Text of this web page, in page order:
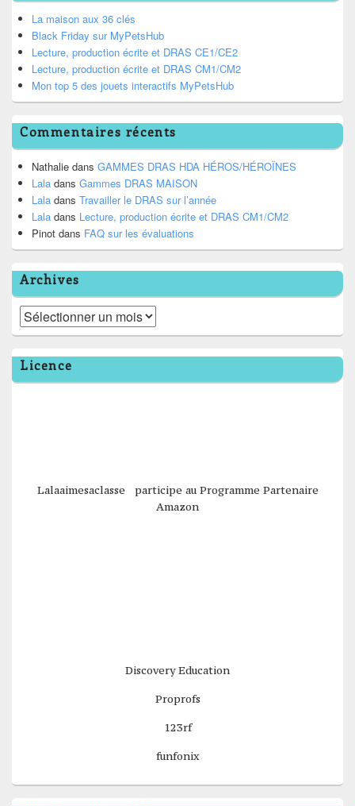
La maison aux 36 clés
Black Friday sur MyPetsHub
Lecture, production écrite et DRAS CE1/CE2
Lecture, production écrite et DRAS CM1/CM2
Mon top 5 des jouets interactifs MyPetsHub
Commentaires récents
Nathalie dans GAMMES DRAS HDA HÉROS/HÉROÏNES
Lala dans Gammes DRAS MAISON
Lala dans Travailler le DRAS sur l’année
Lala dans Lecture, production écrite et DRAS CM1/CM2
Pinot dans FAQ sur les évaluations
Archives
Archives
Licence
Lalaaimesaclasse participe au Programme Partenaire
Amazon
Discovery Education
Proprofs
123rf
funfonix